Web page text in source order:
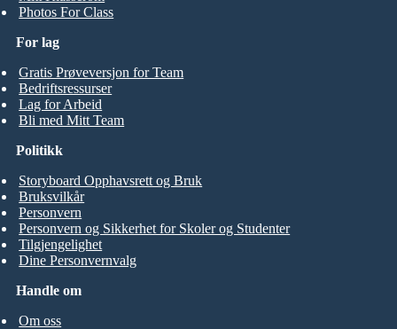
Photos For Class
For lag
Gratis Prøveversjon for Team
Bedriftsressurser
Lag for Arbeid
Bli med Mitt Team
Handle om
Om oss
Politikk
Storyboard Opphavsrett og Bruk
Bruksvilkår
Personvern
Personvern og Sikkerhet for Skoler og Studenter
Tilgjengelighet
Dine Personvernvalg